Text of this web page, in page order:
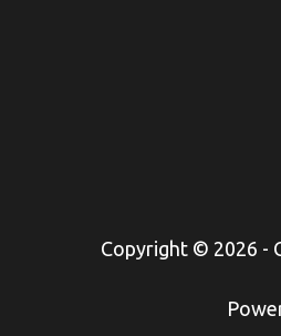
Copyright © 2026 -